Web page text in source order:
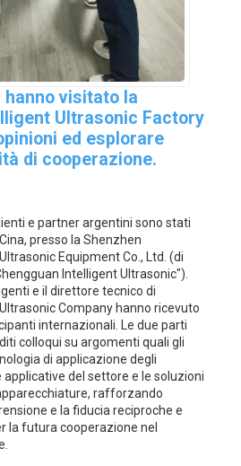
visitato la
Ultrasonic Factory
ed esplorare
di cooperazione.
e partner argentini sono stati
presso la Shenzhen
Equipment Co., Ltd. (di
Intelligent Ultrasonic").
e il direttore tecnico di
Company hanno ricevuto
internazionali. Le due parti
colloqui su argomenti quali gli
di applicazione degli
del settore e le soluzioni
rafforzando
e la fiducia reciproche e
la futura cooperazione nel